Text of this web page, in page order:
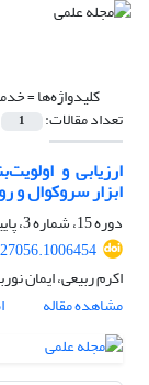
کلیدواژه‌ها =
تعداد مقالات: 1
ارزیابی و
ابزار سروکوال و
دوره 15، شماره 3، پاییز 1396، صفحه
اکرم ربیعی، ایمان
مشاهده مقاله